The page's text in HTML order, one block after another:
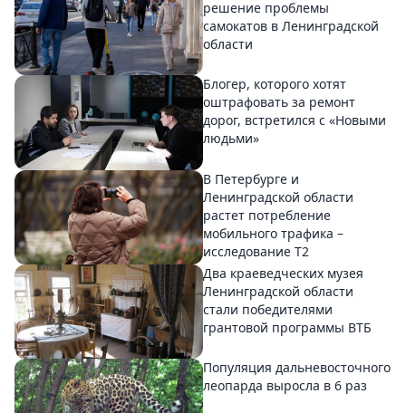
решение проблемы
самокатов в Ленинградской
области
Блогер, которого хотят
оштрафовать за ремонт
дорог, встретился с «Новыми
людьми»
В Петербурге и
Ленинградской области
растет потребление
мобильного трафика –
исследование T2
Два краеведческих музея
Ленинградской области
стали победителями
грантовой программы ВТБ
Популяция дальневосточного
леопарда выросла в 6 раз